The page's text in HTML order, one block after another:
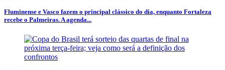
Fluminense e Vasco fazem o principal clássico do dia, enquanto Fortaleza
recebe o Palmeiras. A agenda...